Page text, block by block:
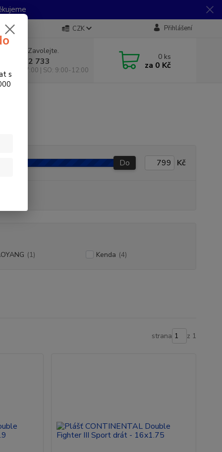
CZK Přihlášení
si rady? Zavolejte.
733 792 733
10:00-17:00 | SO: 9:00-12:00
0 ks
za 0 Kč
Do Kč
(1) Kenda (4)
strana z 1
s